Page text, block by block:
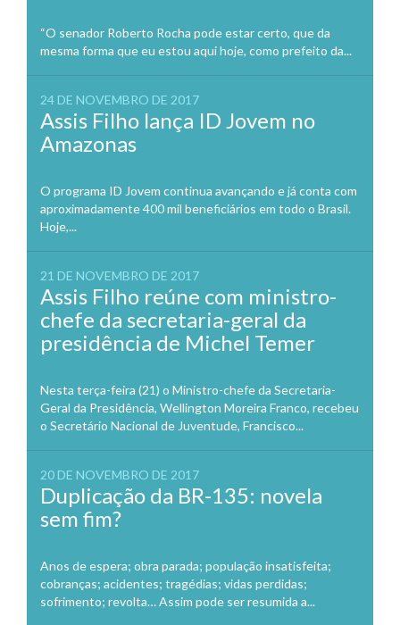
“O senador Roberto Rocha pode estar certo, que da
mesma forma que eu estou aqui hoje, como prefeito da...
24 DE NOVEMBRO DE 2017
Assis Filho lança ID Jovem no
Amazonas
O programa ID Jovem continua avançando e já conta com
aproximadamente 400 mil beneficiários em todo o Brasil.
Hoje,...
21 DE NOVEMBRO DE 2017
Assis Filho reúne com ministro-
chefe da secretaria-geral da
presidência de Michel Temer
Nesta terça-feira (21) o Ministro-chefe da Secretaria-
Geral da Presidência, Wellington Moreira Franco, recebeu
o Secretário Nacional de Juventude, Francisco...
20 DE NOVEMBRO DE 2017
Duplicação da BR-135: novela
sem fim?
Anos de espera; obra parada; população insatisfeita;
cobranças; acidentes; tragédias; vidas perdidas;
sofrimento; revolta… Assim pode ser resumida a...